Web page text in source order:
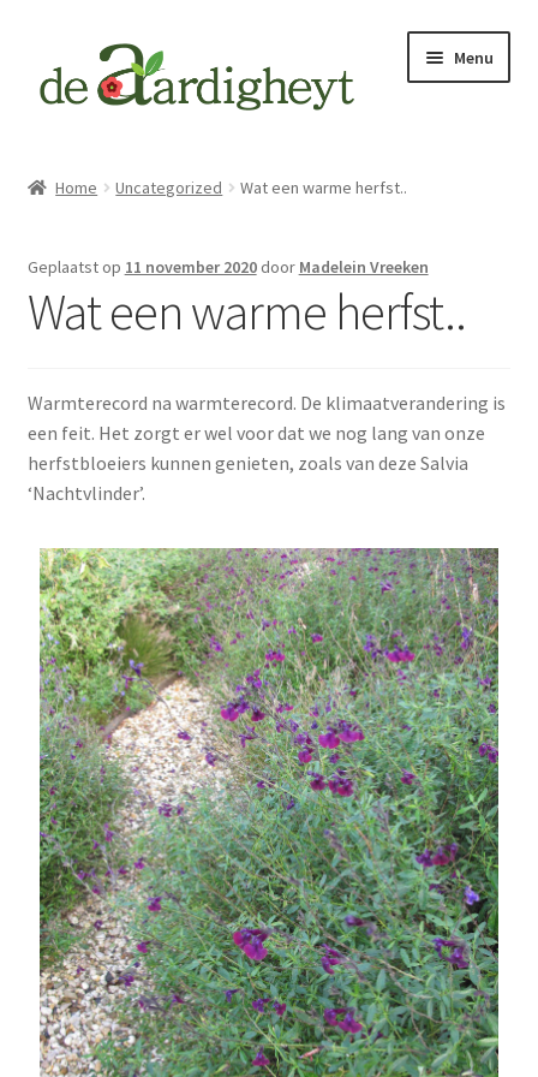
door
naar
naar
de
Menu
Mijn tuinontwerpprincipes
Tuinaanleg Oegstgeest
Vaste planten
Dutch wave
Inheems of exoot, de discussie
Prairie borders
Siergrassen
Kleurcombinaties
Penstemons
Sanguisorba’s
Plantenportretten
Home Uncategorized Wat een warme herfst..
Geplaatst op 11 november 2020 door Madelein Vreeken
Wat een warme herfst..
Warmterecord na warmterecord. De klimaatverandering is
een feit. Het zorgt er wel voor dat we nog lang van onze
herfstbloeiers kunnen genieten, zoals van deze Salvia
‘Nachtvlinder’.